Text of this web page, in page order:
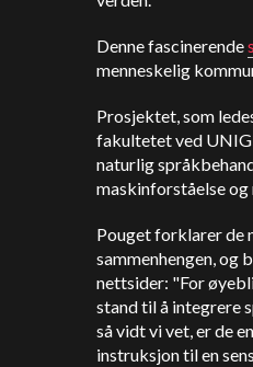
Denne fascinerende
menneskelig
Prosjektet, som
fakultetet ved
naturlig
maskinforståelse og
Pouget forklarer de
sammenhengen, og
nettsider: "For
stand til å integrere
så vidt vi vet, er de
instruksjon til en